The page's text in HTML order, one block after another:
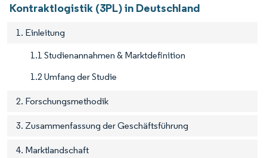
Kontraktlogistik (3PL) in Deutschland
1. Einleitung
1.1 Studienannahmen & Marktdefinition
1.2 Umfang der Studie
2. Forschungsmethodik
3. Zusammenfassung der Geschäftsführung
4. Marktlandschaft